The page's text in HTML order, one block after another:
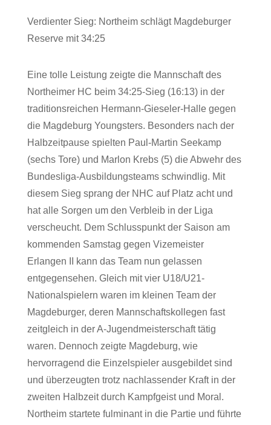
Verdienter Sieg: Northeim schlägt Magdeburger
Reserve mit 34:25
Eine tolle Leistung zeigte die Mannschaft des
Northeimer HC beim 34:25-Sieg (16:13) in der
traditionsreichen Hermann-Gieseler-Halle gegen
die Magdeburg Youngsters. Besonders nach der
Halbzeitpause spielten Paul-Martin Seekamp
(sechs Tore) und Marlon Krebs (5) die Abwehr des
Bundesliga-Ausbildungsteams schwindlig. Mit
diesem Sieg sprang der NHC auf Platz acht und
hat alle Sorgen um den Verbleib in der Liga
verscheucht. Dem Schlusspunkt der Saison am
kommenden Samstag gegen Vizemeister
Erlangen II kann das Team nun gelassen
entgegensehen. Gleich mit vier U18/U21-
Nationalspielern waren im kleinen Team der
Magdeburger, deren Mannschaftskollegen fast
zeitgleich in der A-Jugendmeisterschaft tätig
waren. Dennoch zeigte Magdeburg, wie
hervorragend die Einzelspieler ausgebildet sind
und überzeugten trotz nachlassender Kraft in der
zweiten Halbzeit durch Kampfgeist und Moral.
Northeim startete fulminant in die Partie und führte